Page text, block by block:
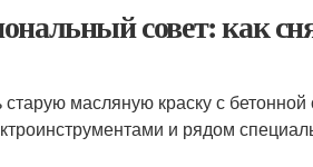
совет: как
старую масляную краску с
и рядом